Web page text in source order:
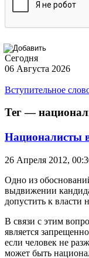
Сегодня
06 Августа 2026
Вступительное
Тег —
Националисты
26 Апреля 2012,
Одно из
выдвижении
допустить к власти
В связи с этим
является
если человек не
может быть